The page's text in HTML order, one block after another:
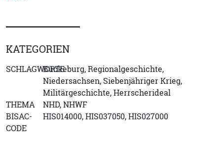
KATEGORIEN
SCHLAGWORTEBückeburg, Regionalgeschichte,
Niedersachsen, Siebenjähriger Krieg,
Militärgeschichte, Herrscherideal
THEMA
NHD, NHWF
BISAC-
CODE
HIS014000, HIS037050, HIS027000